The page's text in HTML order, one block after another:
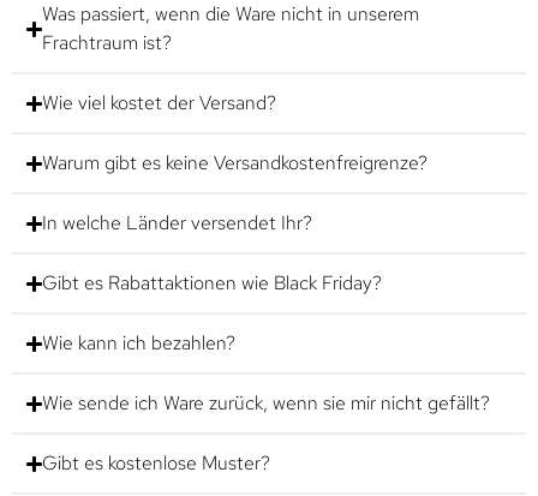
Was passiert, wenn die Ware nicht in unserem
Frachtraum ist?
Wie viel kostet der Versand?
Warum gibt es keine Versandkostenfreigrenze?
In welche Länder versendet Ihr?
Gibt es Rabattaktionen wie Black Friday?
Wie kann ich bezahlen?
Wie sende ich Ware zurück, wenn sie mir nicht gefällt?
Gibt es kostenlose Muster?